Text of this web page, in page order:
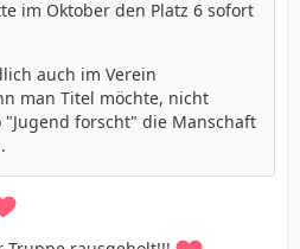
im Oktober den Platz 6 sofort
auch im Verein
man Titel möchte, nicht
forscht" die Manschaft